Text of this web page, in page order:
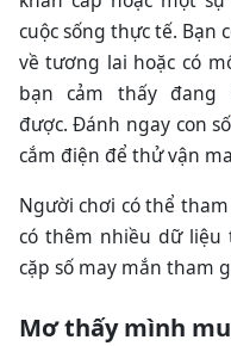
cuộc sống thực tế. Bạn
về tương lai hoặc có
bạn cảm thấy
được.Đánh ngay con số
cắm điện để thử vận
Người chơi có thể
có thêm nhiều dữ liệu
cặp số may mắn tham
Mơ thấy mình